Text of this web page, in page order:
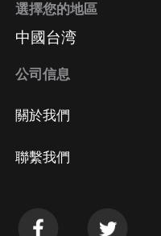
選擇您的地區
中國台湾
公司信息
關於我們
聯繫我們